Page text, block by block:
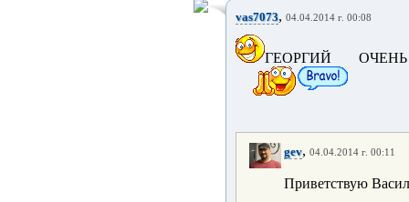
vas7073, 04.04.2014 г. 00:08
ГЕОРГИЙ
gev, 04.04.2014 г. 00:11
Приветствую